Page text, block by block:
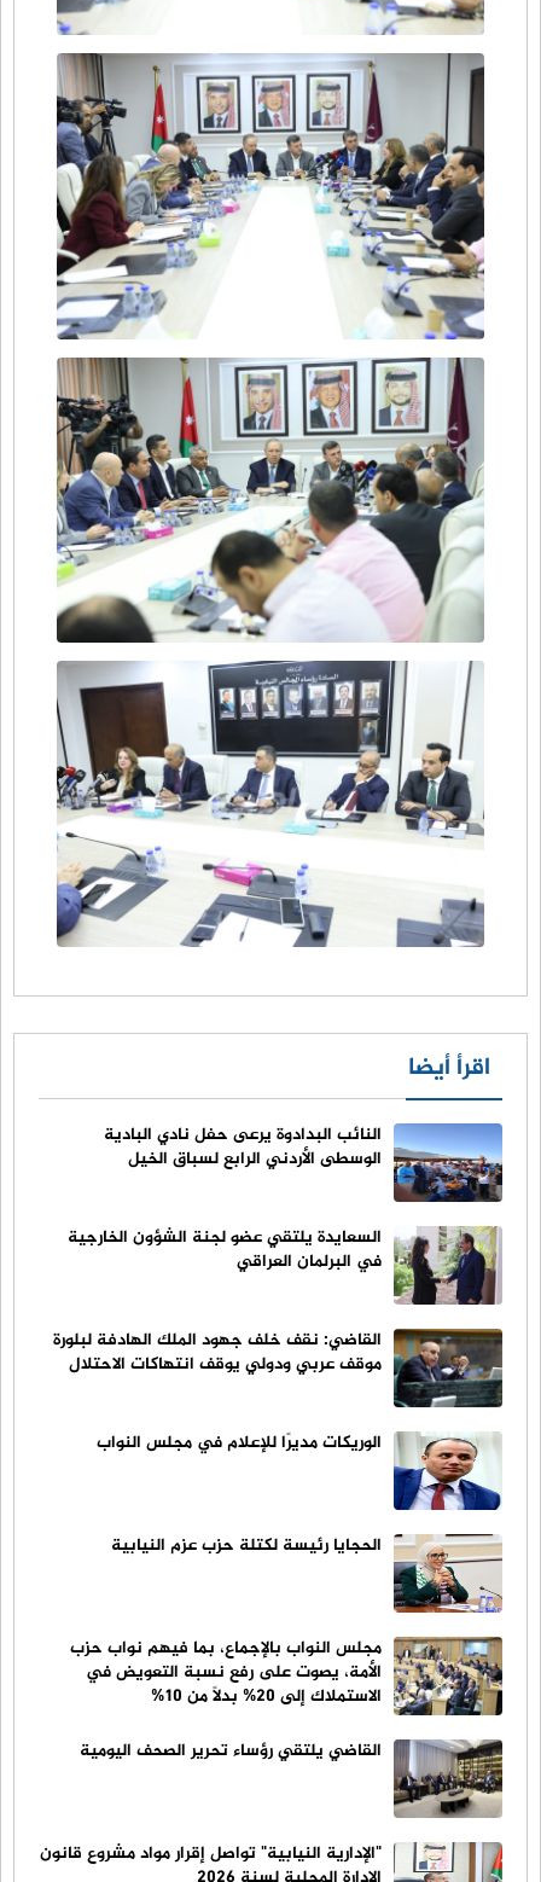
اقرأ أيضا
النائب البدادوة يرعى حفل نادي البادية
الوسطى الأردني الرابع لسباق الخيل
السعايدة يلتقي عضو لجنة الشؤون الخارجية
في البرلمان العراقي
القاضي: نقف خلف جهود الملك الهادفة لبلورة
موقف عربي ودولي يوقف انتهاكات الاحتلال
الوريكات مديرًا للإعلام في مجلس النواب
الحجايا رئيسة لكتلة حزب عزم النيابية
مجلس النواب بالإجماع، بما فيهم نواب حزب
الأمة، يصوت على رفع نسبة التعويض في
الاستملاك إلى 20% بدلاً من 10%
القاضي يلتقي رؤساء تحرير الصحف اليومية
"الإدارية النيابية" تواصل إقرار مواد مشروع قانون